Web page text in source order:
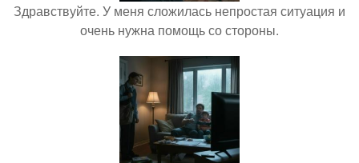
Здравствуйте. У меня сложилась непростая ситуация и
очень нужна помощь со стороны.